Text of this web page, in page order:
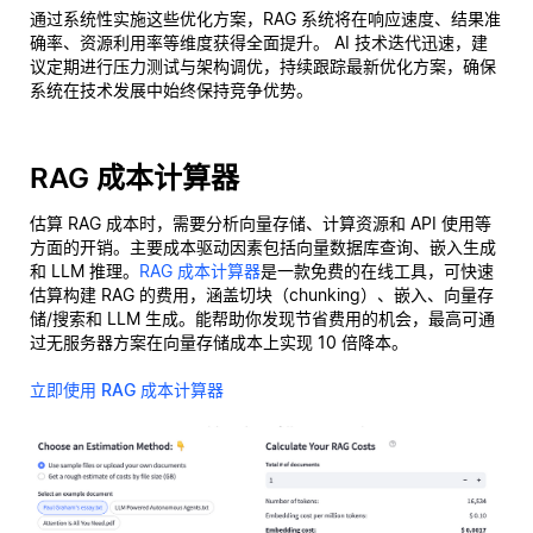
通过系统性实施这些优化方案，RAG 系统将在响应速度、结果准
确率、资源利用率等维度获得全面提升。 AI 技术迭代迅速，建
议定期进行压力测试与架构调优，持续跟踪最新优化方案，确保
系统在技术发展中始终保持竞争优势。
RAG 成本计算器
估算 RAG 成本时，需要分析向量存储、计算资源和 API 使用等
方面的开销。主要成本驱动因素包括向量数据库查询、嵌入生成
和 LLM 推理。 RAG 成本计算器是一款免费的在线工具，可快速
估算构建 RAG 的费用，涵盖切块（chunking）、嵌入、向量存
储/搜索和 LLM 生成。能帮助你发现节省费用的机会，最高可通
过无服务器方案在向量存储成本上实现 10 倍降本。
立即使用 RAG 成本计算器